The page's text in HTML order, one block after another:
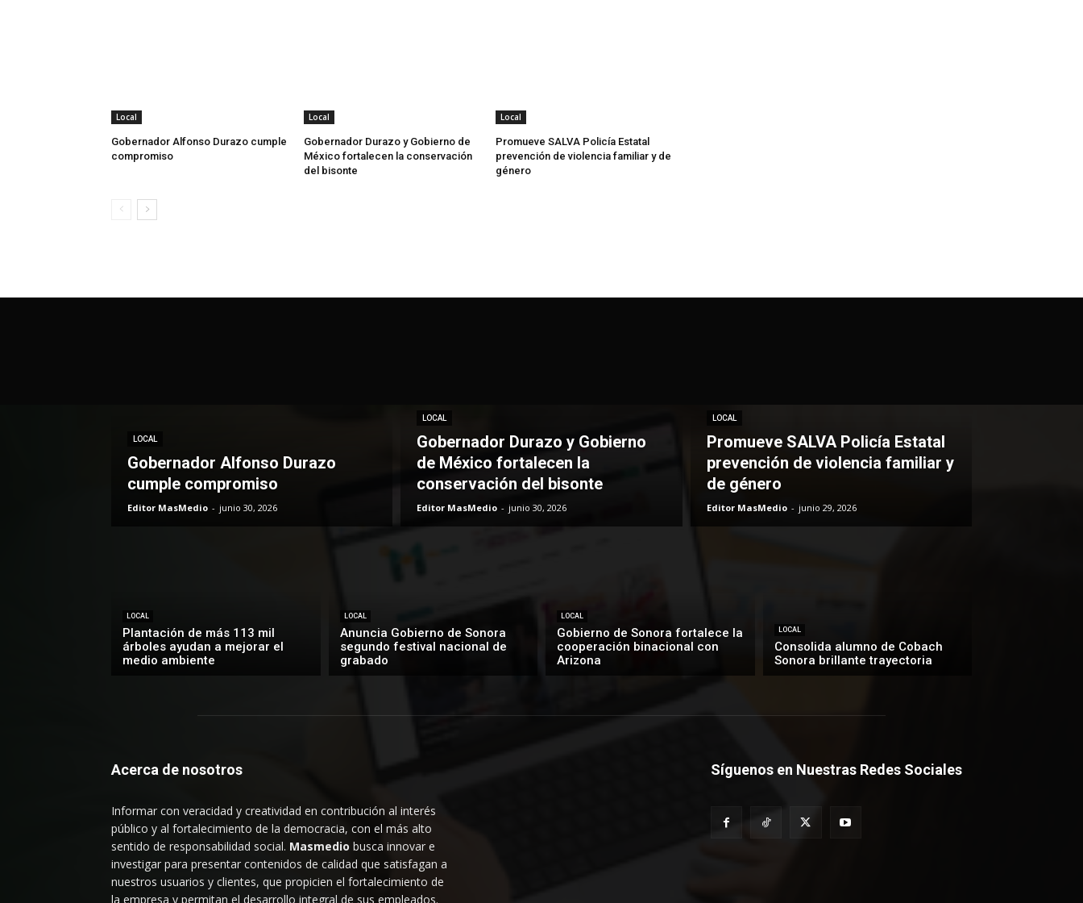
Local
Gobernador Alfonso Durazo cumple
compromiso
Local
Gobernador Durazo y Gobierno de
México fortalecen la conservación
del bisonte
Local
Promueve SALVA Policía Estatal
prevención de violencia familiar y de
género
LOCAL
Gobernador Alfonso Durazo
cumple compromiso
Editor MasMedio - junio 30, 2026
LOCAL
Gobernador Durazo y Gobierno
de México fortalecen la
conservación del bisonte
Editor MasMedio - junio 30, 2026
LOCAL
Promueve SALVA Policía Estatal
prevención de violencia familiar y
de género
Editor MasMedio - junio 29, 2026
LOCAL
Plantación de más 113 mil
árboles ayudan a mejorar el
medio ambiente
LOCAL
Anuncia Gobierno de Sonora
segundo festival nacional de
grabado
LOCAL
Gobierno de Sonora fortalece la
cooperación binacional con
Arizona
LOCAL
Consolida alumno de Cobach
Sonora brillante trayectoria
Acerca de nosotros
Informar con veracidad y creatividad en contribución al interés
público y al fortalecimiento de la democracia, con el más alto
sentido de responsabilidad social. Masmedio busca innovar e
investigar para presentar contenidos de calidad que satisfagan a
nuestros usuarios y clientes, que propicien el fortalecimiento de
la empresa y permitan el desarrollo integral de sus empleados.
Síguenos en Nuestras Redes Sociales